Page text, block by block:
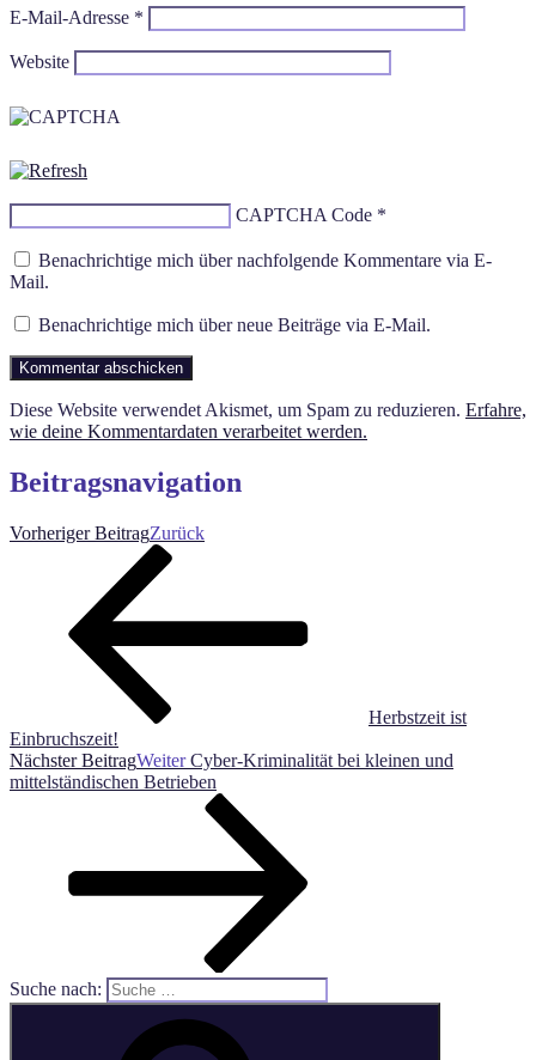
E-Mail-Adresse *
Website
CAPTCHA Code *
Benachrichtige mich über nachfolgende Kommentare via E-
Mail.
Benachrichtige mich über neue Beiträge via E-Mail.
Diese Website verwendet Akismet, um Spam zu reduzieren. Erfahre,
wie deine Kommentardaten verarbeitet werden.
Beitragsnavigation
Vorheriger BeitragZurück
Herbstzeit ist
Einbruchszeit!
Nächster BeitragWeiter Cyber-Kriminalität bei kleinen und
mittelständischen Betrieben
Suche nach: